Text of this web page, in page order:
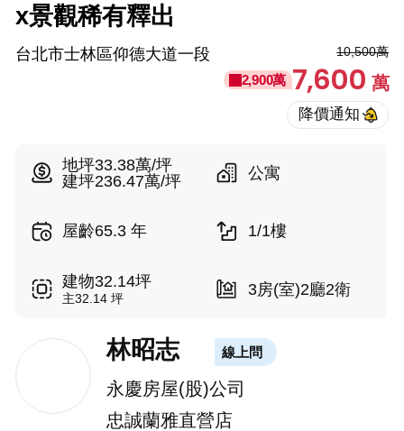
x景觀稀有釋出
台北市士林區仰德大道一段 10,500萬
2,900萬 7,600萬
地坪33.38萬/坪
建坪236.47萬/坪
公寓
屋齡65.3 年 1/1樓
建物32.14坪
主32.14 坪 3房(室)2廳2衛
林昭志 線上問
永慶房屋(股)公司
忠誠蘭雅直營店